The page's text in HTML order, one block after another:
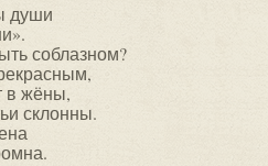
души
соблазном?
в жёны,
склонны.